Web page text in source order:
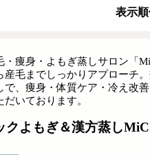
表示
クよもぎ＆漢方蒸し
・痩身・よもぎ蒸しサロン
産毛までしっかりアプローチ
で、痩身・体質ケア・冷え改
いております。